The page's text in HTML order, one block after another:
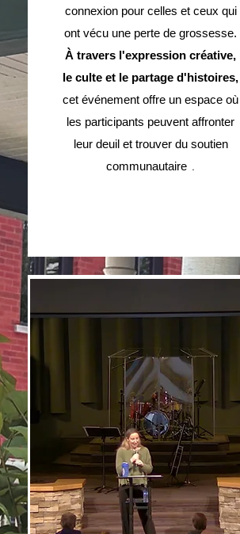
connexion pour celles et ceux qui
ont vécu une perte de grossesse.
À travers l'expression créative,
le culte et le partage d'histoires,
cet événement offre un espace où
les participants peuvent affronter
leur deuil et trouver du soutien
communautaire .